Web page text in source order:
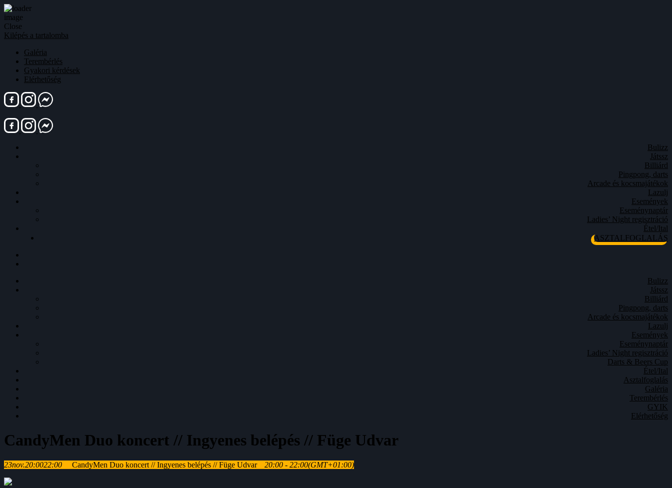
Close
Kilépés a tartalomba
Galéria
Terembérlés
Gyakori kérdések
Elérhetőség
Bulizz
Játssz
Billiárd
Pingpong, darts
Arcade és kocsmajátékok
Lazulj
Események
Eseménynaptár
Ladies’ Night regisztráció
Étel/Ital
ASZTALFOGLALÁS
Bulizz
Játssz
Billiárd
Pingpong, darts
Arcade és kocsmajátékok
Lazulj
Események
Eseménynaptár
Ladies’ Night regisztráció
Darts & Beers Cup
Étel/Ital
Asztalfoglalás
Galéria
Terembérlés
GYIK
Elérhetőség
CandyMen Duo koncert // Ingyenes belépés // Füge Udvar
23nov.20:0022:00 CandyMen Duo koncert // Ingyenes belépés // Füge Udvar 20:00 - 22:00(GMT+01:00)